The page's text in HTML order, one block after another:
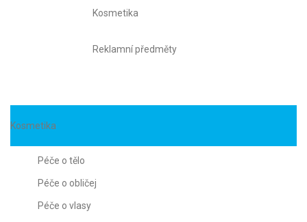
Kosmetika
Reklamní předměty
Kosmetika
Péče o tělo
Péče o obličej
Péče o vlasy